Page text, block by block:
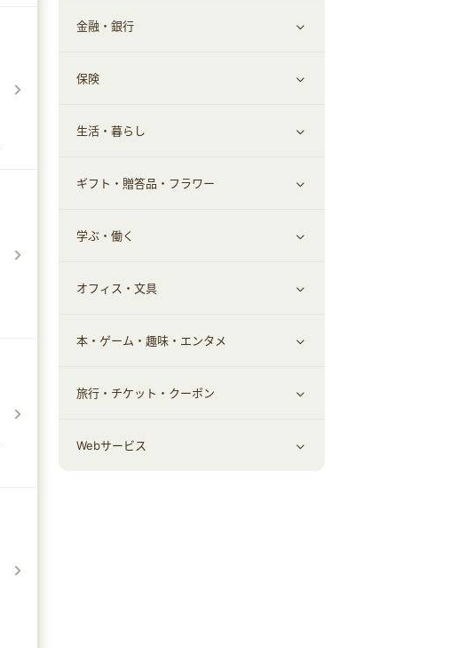
通信・レンタルサーバー
スマホ・携帯電話・SIM
定額制有料コンテンツ
クレジットカード
すべて見る
証券
仮想通貨
その他投資
金融・銀行
銀行・ネット銀行
キャッシング・ローン
その他金融
保険
すべて見る
保険相談・面談
生活・暮らし
すべて見る
住まい・暮らし
不動産
引越し
エコ・エネルギー
車情報・カーシェア・レンタル
ギフト・贈答品・フラワー
すべて見る
ギフト・贈答品
学ぶ・働く
すべて見る
習い事・学習・学校
仕事・転職
オフィス・文具
すべて見る
オフィス・文具
本・ゲーム・趣味・エンタメ
すべて見る
ゲーム・趣味
旅行・チケット・クーポン
すべて見る
Webサービス